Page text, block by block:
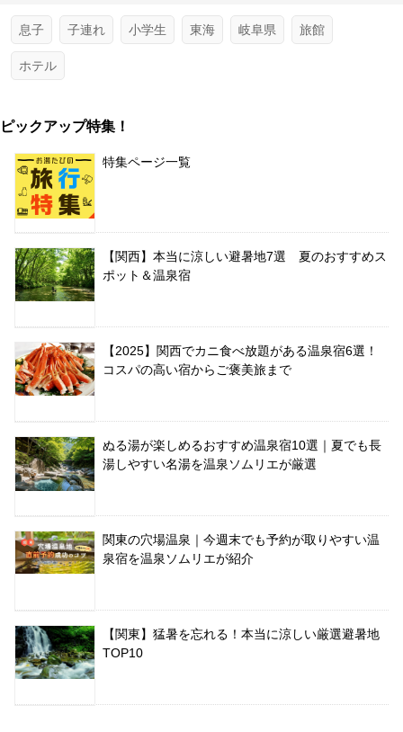
息子 子連れ 小学生 東海 岐阜県 旅館
ホテル
ピックアップ特集！
特集ページ一覧
【関西】本当に涼しい避暑地7選 夏のおすすめス
ポット＆温泉宿
【2025】関西でカニ食べ放題がある温泉宿6選！
コスパの高い宿からご褒美旅まで
ぬる湯が楽しめるおすすめ温泉宿10選｜夏でも長
湯しやすい名湯を温泉ソムリエが厳選
関東の穴場温泉｜今週末でも予約が取りやすい温
泉宿を温泉ソムリエが紹介
【関東】猛暑を忘れる！本当に涼しい厳選避暑地
TOP10